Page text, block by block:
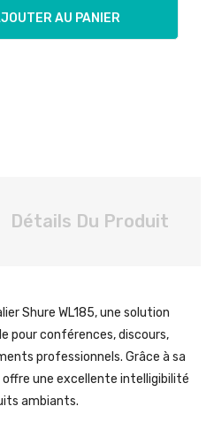
AU PANIER
Détails Du Produit
Shure WL185, une solution
pour conférences, discours,
professionnels. Grâce à sa
une excellente intelligibilité
ambiants.